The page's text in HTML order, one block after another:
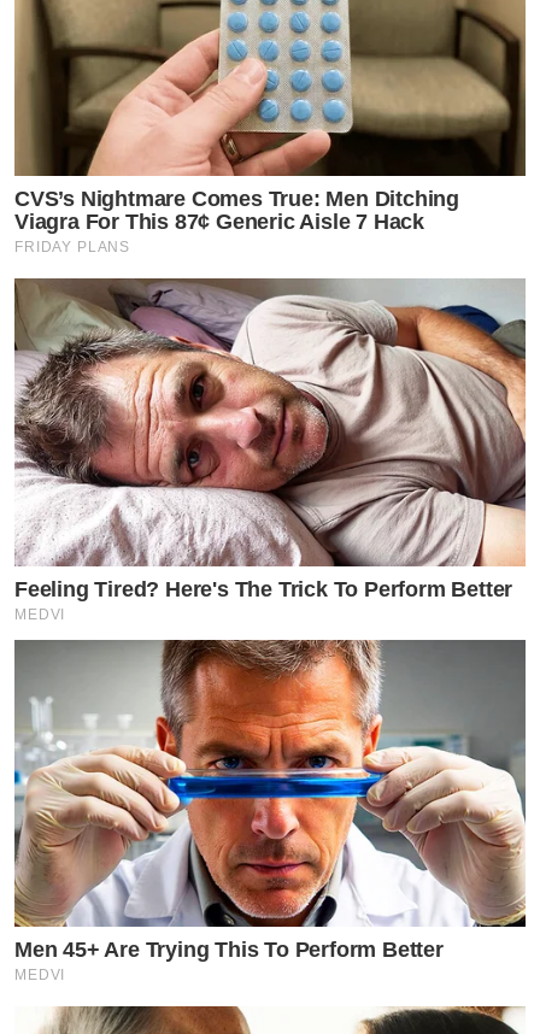
CVS’s Nightmare Comes True: Men Ditching
Viagra For This 87¢ Generic Aisle 7 Hack
FRIDAY PLANS
Feeling Tired? Here's The Trick To Perform Better
MEDVI
Men 45+ Are Trying This To Perform Better
MEDVI